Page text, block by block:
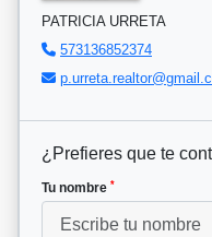
PATRICIA URRETA
573136852374
¿Prefieres que te
Tu nombre *